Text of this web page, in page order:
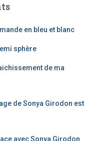
en bleu et blanc
sphère
de ma
de Sonya Girodon est
avec Sonya Girodon